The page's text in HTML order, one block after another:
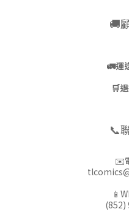
🚚
🚛運
🛒
📞
✉️
(852)